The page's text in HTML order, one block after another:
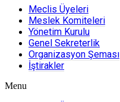
Meclis Üyeleri
Meslek Komiteleri
Yönetim Kurulu
Genel Sekreterlik
Organizasyon Şeması
İştirakler
Menu